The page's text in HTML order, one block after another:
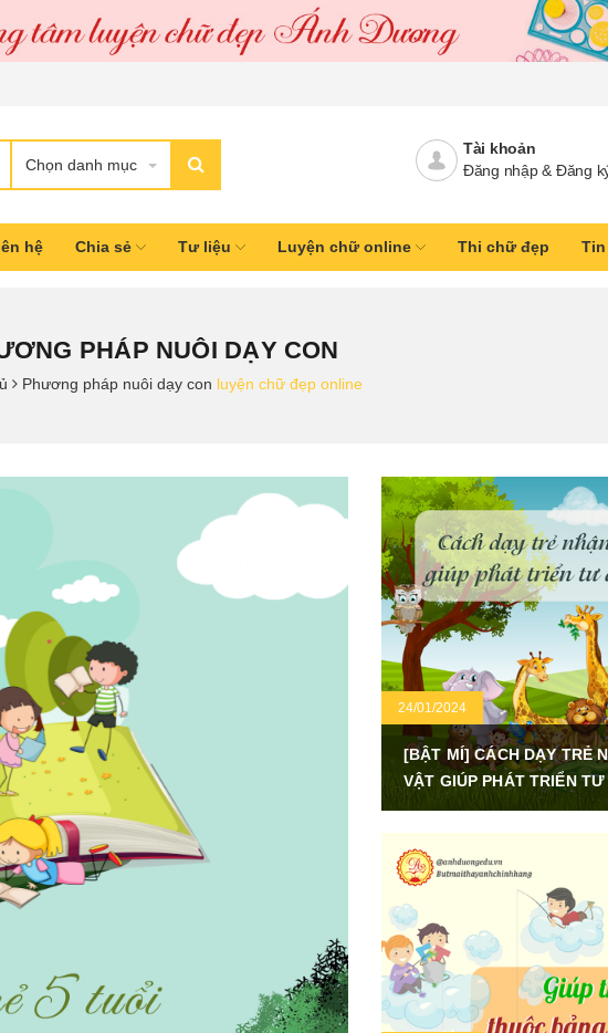
Chọn danh mục
Tài khoản
Đăng nhập& Đăng
hệ Chia sẻ Tư liệu Luyện chữ online Thi chữ đẹp
PHÁP NUÔI DẠY CON
Phương pháp nuôi dạy con luyện chữ đẹp online
24/01/2024
[BẬT MÍ] CÁCH DẠY TRẺ
VẬT GIÚP PHÁT TRIỂN